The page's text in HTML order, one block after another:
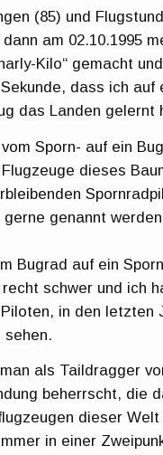
(85) und
am 02.10.1995
Kilo“ gemacht
dass ich auf
das Landen gelernt
Sporn- auf ein
Flugzeuge dieses
gerne genannt
Bugrad auf ein
schwer und ich
in den letzten
sehen.
als Taildragger
beherrscht, die
dieser Welt
in einer